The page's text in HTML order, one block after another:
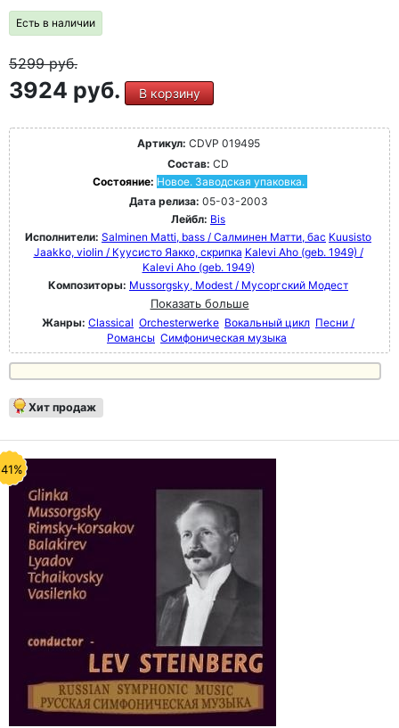
Есть в наличии
5299руб.
3924 руб. В корзину
Артикул: CDVP 019495
Состав: CD
Состояние: Новое. Заводская упаковка.
Дата релиза: 05-03-2003
Лейбл: Bis
Исполнители: Salminen Matti, bass / Салминен Матти, бас Kuusisto
Jaakko, violin / Куусисто Яакко, скрипка Kalevi Aho (geb. 1949) /
Kalevi Aho (geb. 1949)
Композиторы: Mussorgsky, Modest / Мусоргский Модест
Показать больше
Жанры: Classical Orchesterwerke Вокальный цикл Песни /
Романсы Симфоническая музыка
Хит продаж